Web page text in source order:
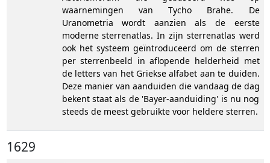
waarnemingen van Tycho Brahe. De
Uranometria wordt aanzien als de eerste
moderne sterrenatlas. In zijn sterrenatlas werd
ook het systeem geïntroduceerd om de sterren
per sterrenbeeld in aflopende helderheid met
de letters van het Griekse alfabet aan te duiden.
Deze manier van aanduiden die vandaag de dag
bekent staat als de 'Bayer-aanduiding' is nu nog
steeds de meest gebruikte voor heldere sterren.
1629